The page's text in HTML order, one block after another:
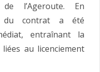
l’Ageroute. En
du contrat a été
entraînant la
au licenciement